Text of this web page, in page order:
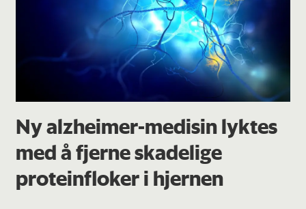
Ny alzheimer-medisin lyktes
med å fjerne skadelige
proteinfloker i hjernen